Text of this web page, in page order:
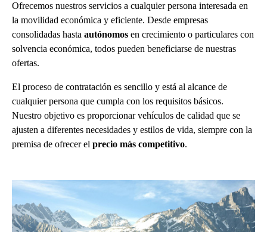
Ofrecemos nuestros servicios a cualquier persona interesada en
la movilidad económica y eficiente. Desde empresas
consolidadas hasta autónomos en crecimiento o particulares con
solvencia económica, todos pueden beneficiarse de nuestras
ofertas.
El proceso de contratación es sencillo y está al alcance de
cualquier persona que cumpla con los requisitos básicos.
Nuestro objetivo es proporcionar vehículos de calidad que se
ajusten a diferentes necesidades y estilos de vida, siempre con la
premisa de ofrecer el precio más competitivo.